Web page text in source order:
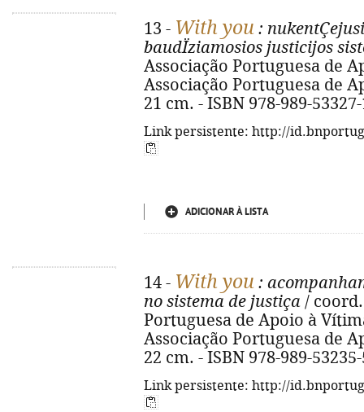
13 - With you :
baudÏziamosios justicijos
Associação Portuguesa de
Associação Portuguesa de
21 cm. - ISBN 978-989-
Link persistente: http://
ADICIONAR À LISTA
14 - With you :
no sistema de justiça /
Portuguesa de Apoio à
Associação Portuguesa de
22 cm. - ISBN 978-989-
Link persistente: http://